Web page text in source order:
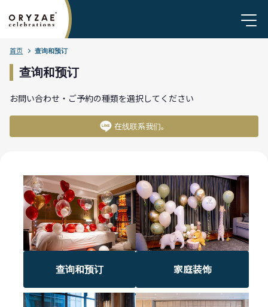
首页 查询和预订
查询和预订
お問い合わせ・ご予約の種類を選択してください
在线联系我们。
查询和预订 家庭装饰